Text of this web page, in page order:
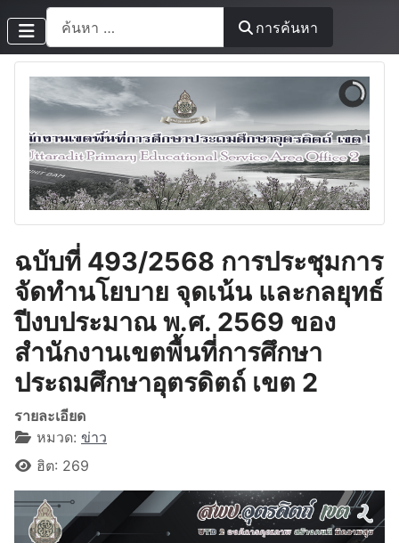
การค้นหา
การค้นหา
ฉบับที่ 493/2568 การประชุมการ
จัดทำนโยบาย จุดเน้น และกลยุทธ์
ปีงบประมาณ พ.ศ. 2569 ของ
สำนักงานเขตพื้นที่การศึกษา
ประถมศึกษาอุตรดิตถ์ เขต 2
รายละเอียด
หมวด: ข่าว
ฮิต: 269